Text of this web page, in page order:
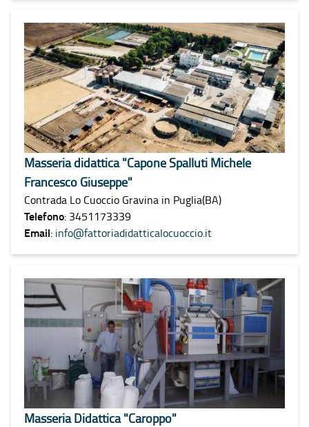
Masseria didattica "Capone Spalluti Michele
Francesco Giuseppe"
Contrada Lo Cuoccio Gravina in Puglia(BA)
Telefono: 3451173339
Email: info@fattoriadidatticalocuoccio.it
Masseria Didattica "Caroppo"